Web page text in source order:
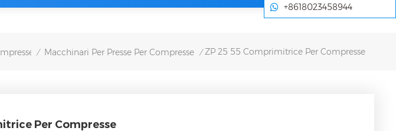
/ Macchinari Per Presse Per Compresse / ZP 25 55 Comprimitrice Per Compresse
Per Compresse
+8618023458944